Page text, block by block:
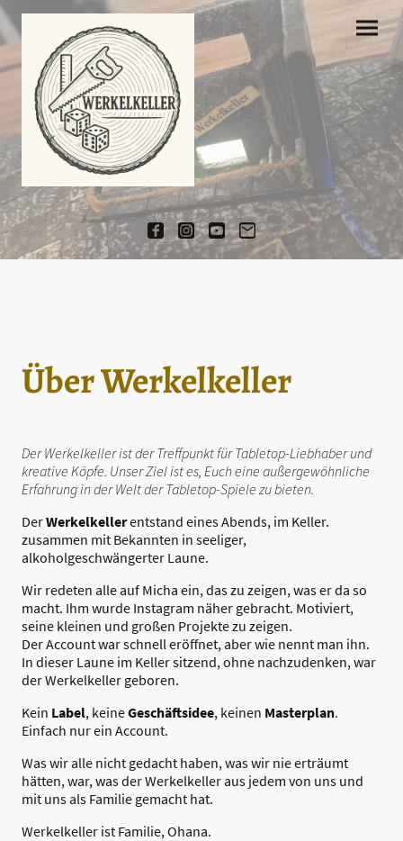
Über Werkelkeller
Der Werkelkeller ist der Treffpunkt für Tabletop-Liebhaber und
kreative Köpfe. Unser Ziel ist es, Euch eine außergewöhnliche
Erfahrung in der Welt der Tabletop-Spiele zu bieten.
DerWerkelkellerentstand eines Abends, im Keller.
zusammen mit Bekannten in seeliger,
alkoholgeschwängerter Laune.
Wir redeten alle auf Micha ein, das zu zeigen, was er da so
macht. Ihm wurde Instagram näher gebracht. Motiviert,
seine kleinen und großen Projekte zu zeigen.
Der Account war schnell eröffnet, aber wie nennt man ihn.
In dieser Laune im Keller sitzend, ohne nachzudenken, war
der Werkelkeller geboren.
Kein Label, keineGeschäftsidee, keinen Masterplan.
Einfach nur ein Account.
Was wir alle nicht gedacht haben, was wir nie erträumt
hätten, war, was der Werkelkeller aus jedem von uns und
mit uns als Familie gemacht hat.
Werkelkeller ist Familie, Ohana.